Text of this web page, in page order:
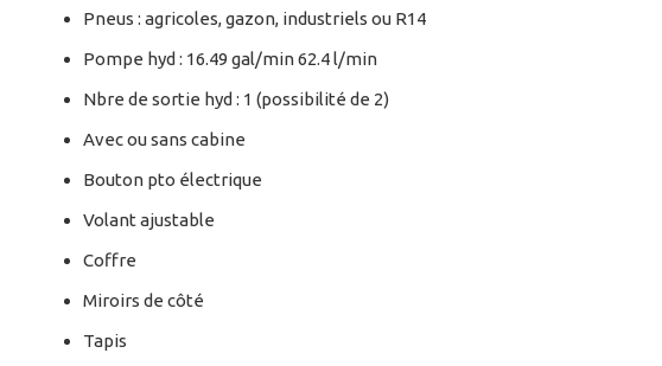
Pneus : agricoles, gazon, industriels ou R14
Pompe hyd : 16.49 gal/min 62.4 l/min
Nbre de sortie hyd : 1 (possibilité de 2)
Avec ou sans cabine
Bouton pto électrique
Volant ajustable
Coffre
Miroirs de côté
Tapis